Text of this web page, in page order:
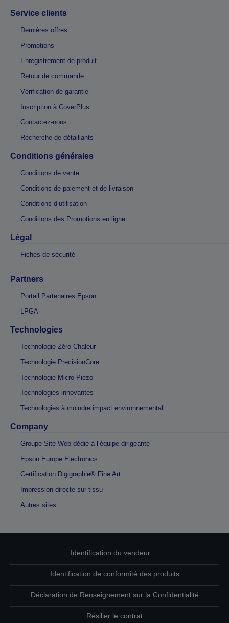
Service clients
Dernières offres
Promotions
Enregistrement de produit
Retour de commande
Vérification de garantie
Inscription à CoverPlus
Contactez-nous
Recherche de détaillants
Conditions générales
Conditions de vente
Conditions de paiement et de livraison
Conditions d’utilisation
Conditions des Promotions en ligne
Légal
Fiches de sécurité
Partners
Portail Partenaires Epson
LPGA
Technologies
Technologie Zéro Chaleur
Technologie PrecisionCore
Technologie Micro Piezo
Technologies innovantes
Technologies à moindre impact environnemental
Company
Groupe Site Web dédié à l’équipe dirigeante
Epson Europe Electronics
Certification Digigraphie® Fine Art
Impression directe sur tissu
Autres sites
Identification du vendeur
Identification de conformité des produits
Déclaration de Renseignement sur la Confidentialité
Résilier le contrat